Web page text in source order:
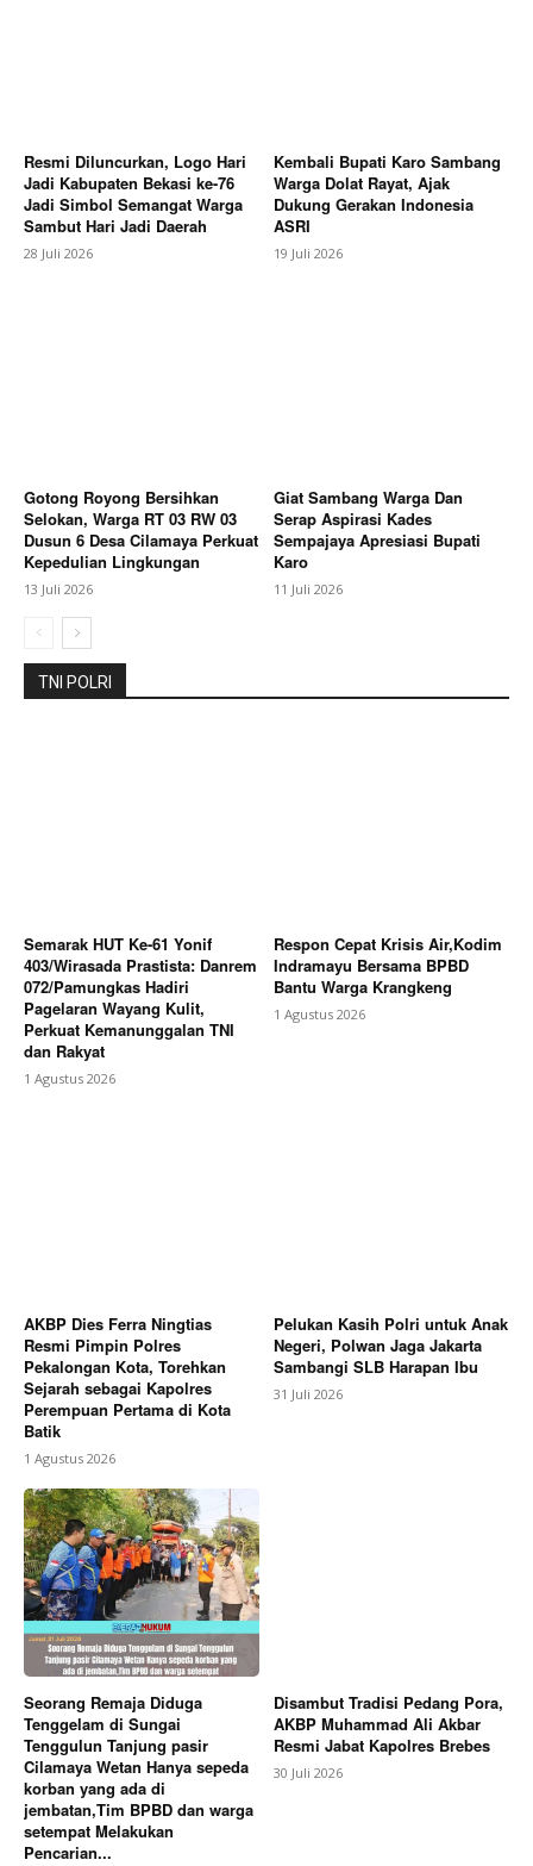
SUBSCRIBE NOW
Subscription Plans
My account
Bagikan Artikel
Berita Lainnya
Laporan Nelayan Soal Gelembung di Perairan
Resmi Diluncurkan, Logo Hari
Jadi Kabupaten Bekasi ke-76
Jadi Simbol Semangat Warga
Sambut Hari Jadi Daerah
28 Juli 2026
Kembali Bupati Karo Sambang
Warga Dolat Rayat, Ajak
Dukung Gerakan Indonesia
ASRI
19 Juli 2026
Gotong Royong Bersihkan
Selokan, Warga RT 03 RW 03
Dusun 6 Desa Cilamaya Perkuat
Kepedulian Lingkungan
13 Juli 2026
Giat Sambang Warga Dan
Serap Aspirasi Kades
Sempajaya Apresiasi Bupati
Karo
11 Juli 2026
TNI POLRI
Semarak HUT Ke-61 Yonif
403/Wirasada Prastista: Danrem
072/Pamungkas Hadiri
Pagelaran Wayang Kulit,
Perkuat Kemanunggalan TNI
dan Rakyat
1 Agustus 2026
Respon Cepat Krisis Air,Kodim
Indramayu Bersama BPBD
Bantu Warga Krangkeng
1 Agustus 2026
AKBP Dies Ferra Ningtias
Resmi Pimpin Polres
Pekalongan Kota, Torehkan
Sejarah sebagai Kapolres
Perempuan Pertama di Kota
Batik
1 Agustus 2026
Pelukan Kasih Polri untuk Anak
Negeri, Polwan Jaga Jakarta
Sambangi SLB Harapan Ibu
31 Juli 2026
Seorang Remaja Diduga
Tenggelam di Sungai
Tenggulun Tanjung pasir
Cilamaya Wetan Hanya sepeda
korban yang ada di
jembatan,Tim BPBD dan warga
setempat Melakukan
Pencarian...
Disambut Tradisi Pedang Pora,
AKBP Muhammad Ali Akbar
Resmi Jabat Kapolres Brebes
30 Juli 2026